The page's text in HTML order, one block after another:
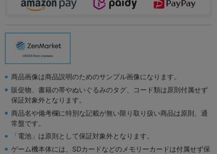
商品画像は商品説明のためのサンプル画像になります。
販促物、書籍の帯やぬいぐるみのタグ、コード類は原則付属せず
保証対象外となります。
商品名や備考欄に特別な記載が無い限り取り扱い商品は原則、通
常盤です。
「電池」は原則として保証対象外となります。
ゲーム機本体には、SDカードなどのメモリーカードは付属せず保